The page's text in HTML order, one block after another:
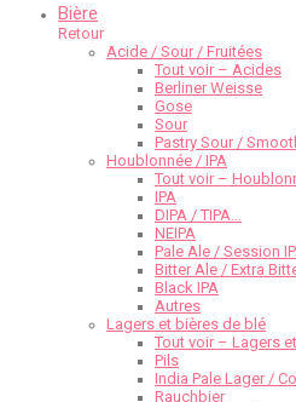
Bière
Retour
Acide / Sour / Fruitées
Tout voir – Acides
Berliner Weisse
Gose
Sour
Pastry Sour /
Houblonnée / IPA
Tout voir –
IPA
DIPA / TIPA…
NEIPA
Pale Ale / Session
Bitter Ale / Extra
Black IPA
Autres
Lagers et bières de blé
Tout voir – Lagers
Pils
India Pale Lager /
Rauchbier